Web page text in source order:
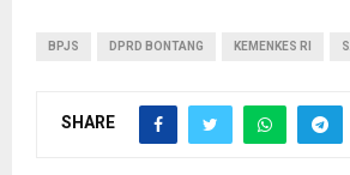
BPJS DPRD BONTANG KEMENKES RI
SHARE